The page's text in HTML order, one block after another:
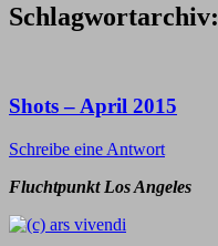
Schlagwortarchiv:
Shots – April 2015
Schreibe eine Antwort
Fluchtpunkt Los Angeles